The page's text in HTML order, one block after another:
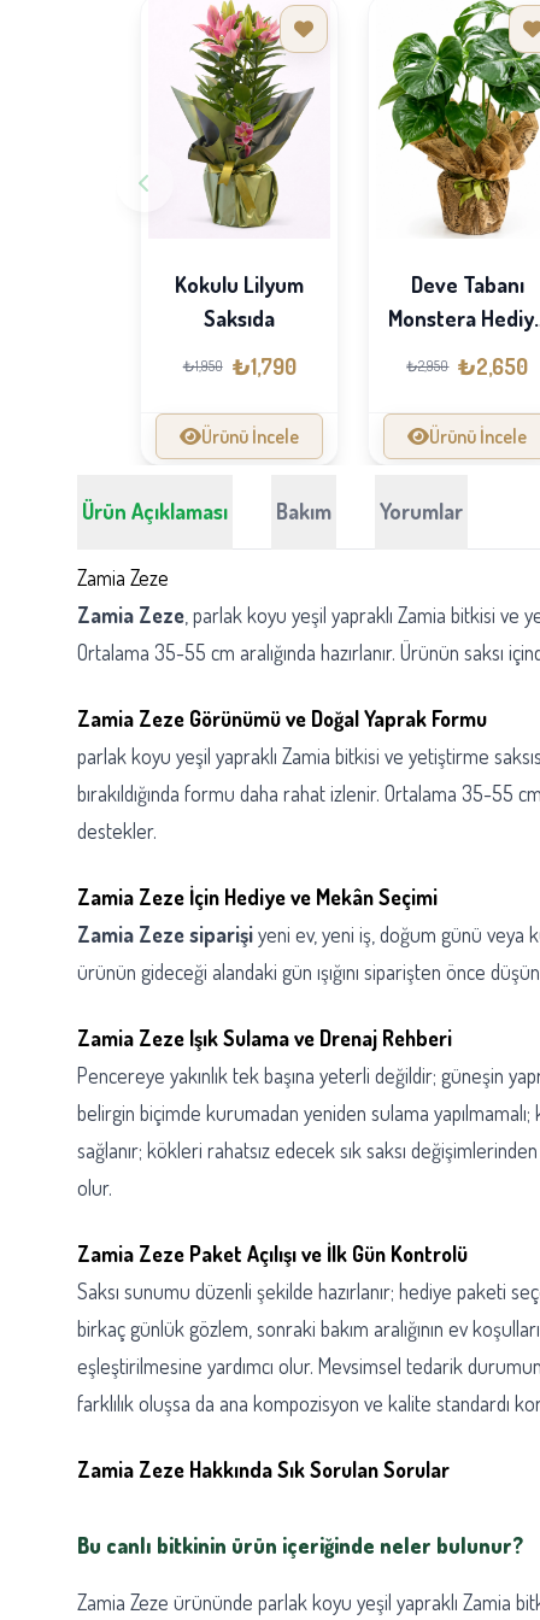
Kokulu Lilyum
Saksıda
₺1,950 ₺1,790
Ürünü İncele
Deve Tabanı
Monstera
Paketli
₺2,950 ₺2,650
Ürünü İncele
Ürün Açıklaması Bakım Yorumlar
Zamia Zeze
Zamia Zeze , parlak koyu yeşil yapraklı Zamia bitkisi ve
Ortalama 35-55 cm aralığında hazırlanır. Ürünün saksı
Zamia Zeze Görünümü ve Doğal Yaprak Formu
parlak koyu yeşil yapraklı Zamia bitkisi ve yetiştirme
bırakıldığında formu daha rahat izlenir. Ortalama 35-55
destekler.
Zamia Zeze İçin Hediye ve Mekân Seçimi
Zamia Zeze siparişiyeni ev, yeni iş, doğum günü veya
ürünün gideceği alandaki gün ışığını siparişten önce
Zamia Zeze Işık Sulama ve Drenaj Rehberi
Pencereye yakınlık tek başına yeterli değildir; güneşin
belirgin biçimde kurumadan yeniden sulama
sağlanır; kökleri rahatsız edecek sık saksı
olur.
Zamia Zeze Paket Açılışı ve İlk Gün Kontrolü
Saksı sunumu düzenli şekilde hazırlanır; hediye paketi
birkaç günlük gözlem, sonraki bakım aralığının ev
eşleştirilmesine yardımcı olur. Mevsimsel tedarik
farklılık oluşsa da ana kompozisyon ve kalite standardı
Zamia Zeze Hakkında Sık Sorulan Sorular
Bu canlı bitkinin ürün içeriğinde neler bulunur?
Zamia Zeze ürününde parlak koyu yeşil yapraklı Zamia